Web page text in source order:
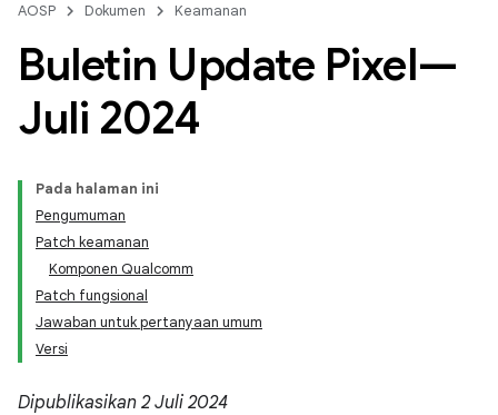
AOSP Dokumen Keamanan
Buletin Update Pixel—
Juli 2024
Pada halaman ini
Pengumuman
Patch keamanan
Komponen Qualcomm
Patch fungsional
Jawaban untuk pertanyaan umum
Versi
Dipublikasikan 2 Juli 2024